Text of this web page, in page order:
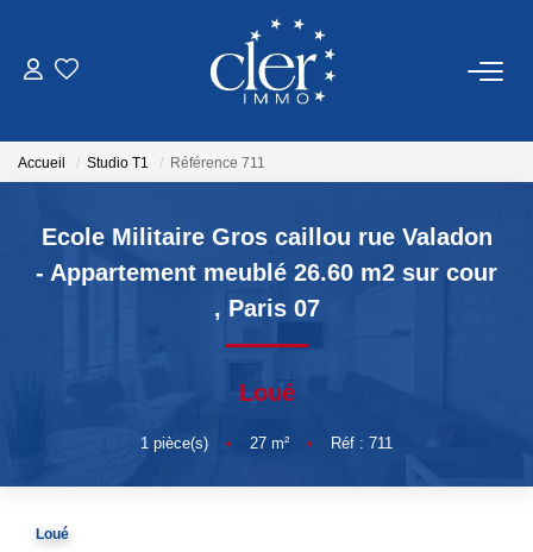
SERVICES
Estimation
NOTRE AGENCE
Accueil Studio T1 Référence 711
Ecole Militaire Gros caillou rue Valadon
- Appartement meublé 26.60 m2 sur cour
, Paris 07
Loué
1 pièce(s) • 27 m² • Réf : 711
Loué